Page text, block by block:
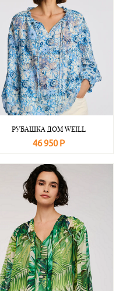
РУБАШКА ДОМ WEILL
46 950 Р